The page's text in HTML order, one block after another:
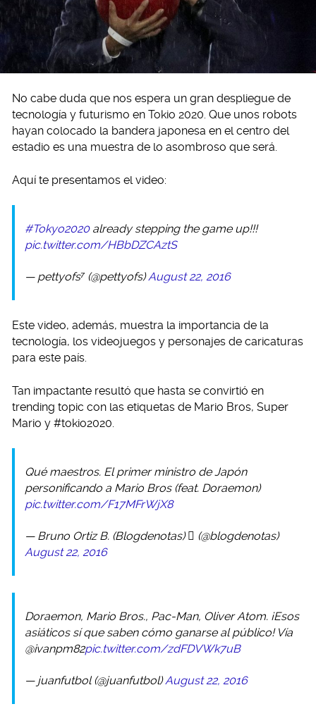
No cabe duda que nos espera un gran despliegue de
tecnología y futurismo en Tokio 2020. Que unos robots
hayan colocado la bandera japonesa en el centro del
estadio es una muestra de lo asombroso que será.
Aquí te presentamos el video:
#Tokyo2020already stepping the game up!!!
pic.twitter.com/HBbDZCAztS
— pettyofs⁷ (@pettyofs)August 22, 2016
Este video, además, muestra la importancia de la
tecnología, los videojuegos y personajes de caricaturas
para este país.
Tan impactante resultó que hasta se convirtió en
trending topic con las etiquetas de Mario Bros, Super
Mario y #tokio2020.
Qué maestros. El primer ministro de Japón
personificando a Mario Bros (feat. Doraemon)
pic.twitter.com/F17MFrWjX8
— Bruno Ortiz B. (Blogdenotas)  (@blogdenotas)
August 22, 2016
Doraemon, Mario Bros., Pac-Man, Oliver Atom. ¡Esos
asiáticos sí que saben cómo ganarse al público! Vía
@ivanpm82pic.twitter.com/zdFDVWk7uB
— juanfutbol (@juanfutbol)August 22, 2016